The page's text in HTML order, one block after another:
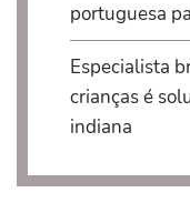
portuguesa
Especialista
crianças é
indiana